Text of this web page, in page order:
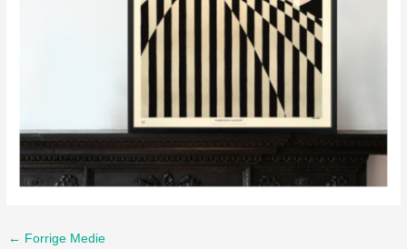
← Forrige Medie